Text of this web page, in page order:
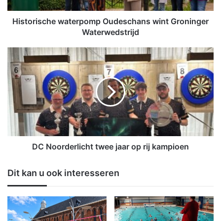
c
a
t
e
r
p
s
c
h
Historische waterpomp Oudeschans wint Groninger
Waterwedstrijd
D
C
N
o
o
r
h
t
t
w
e
DC Noorderlicht twee jaar op rij kampioen
Dit kan u ook interesseren